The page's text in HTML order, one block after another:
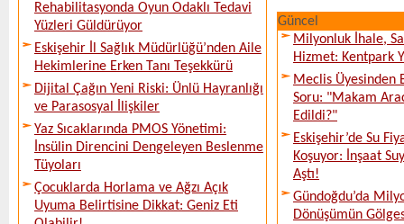
Rehabilitasyonda Oyun Odaklı Tedavi
Yüzleri Güldürüyor
Eskişehir İl Sağlık Müdürlüğü’nden Aile
Hekimlerine Erken Tanı Teşekkürü
Dijital Çağın Yeni Riski: Ünlü Hayranlığı
ve Parasosyal İlişkiler
Yaz Sıcaklarında PMOS Yönetimi:
İnsülin Direncini Dengeleyen Beslenme
Tüyoları
Çocuklarda Horlama ve Ağzı Açık
Uyuma Belirtisine Dikkat: Geniz Eti
Güncel
Milyonluk İhale,
Hizmet: Kentpark
Meclis Üyesinden
Soru: "Makam
Edildi?"
Eskişehir’de Su
Koşuyor: İnşaat
Aştı!
Gündoğdu’da
Dönüşümün